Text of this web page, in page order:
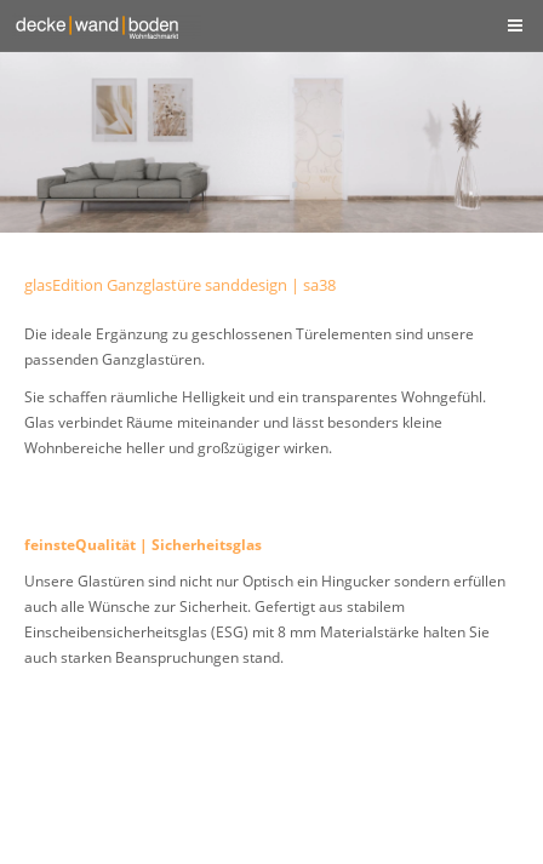
glasEdition Ganzglastüre sanddesign | sa38
Die ideale Ergänzung zu geschlossenen Türelementen sind unsere
passenden Ganzglastüren.
Sie schaffen räumliche Helligkeit und ein transparentes Wohngefühl.
Glas verbindet Räume miteinander und lässt besonders kleine
Wohnbereiche heller und großzügiger wirken.
feinsteQualität | Sicherheitsglas
Unsere Glastüren sind nicht nur Optisch ein Hingucker sondern erfüllen
auch alle Wünsche zur Sicherheit. Gefertigt aus stabilem
Einscheibensicherheitsglas (ESG) mit 8 mm Materialstärke halten Sie
auch starken Beanspruchungen stand.